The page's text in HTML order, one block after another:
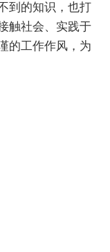
到的知识，也打
触社会、实践于
的工作作风，为